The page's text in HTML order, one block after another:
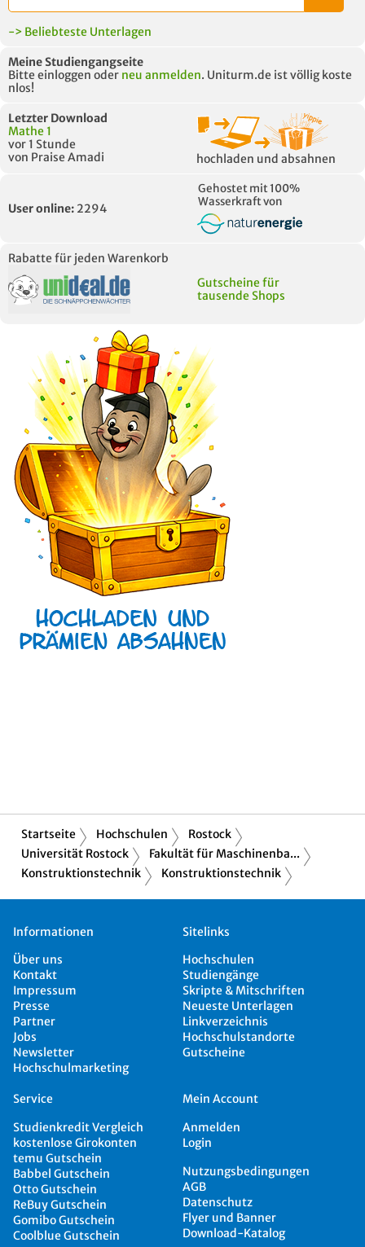
-> Beliebteste Unterlagen
Meine Studiengangseite
Bitte einloggen oder neu anmelden. Uniturm.de ist völlig koste
nlos!
Letzter Download
Mathe 1
vor 1 Stunde
von Praise Amadi
hochladen und absahnen
User online: 2294
Gehostet mit 100%
Wasserkraft von
Rabatte für jeden Warenkorb
Gutscheine für
tausende Shops
Startseite Hochschulen
Rostock
Universität Rostock
Fakultät für Maschinenba...
Konstruktionstechnik
Konstruktionstechnik
Informationen
Über uns
Kontakt
Impressum
Presse
Partner
Jobs
Newsletter
Hochschulmarketing
Sitelinks
Hochschulen
Studiengänge
Skripte & Mitschriften
Neueste Unterlagen
Linkverzeichnis
Hochschulstandorte
Gutscheine
Service
Studienkredit Vergleich
kostenlose Girokonten
temu Gutschein
Babbel Gutschein
Otto Gutschein
ReBuy Gutschein
Gomibo Gutschein
Coolblue Gutschein
Mein Account
Anmelden
Login
Nutzungsbedingungen
AGB
Datenschutz
Flyer und Banner
Download-Katalog